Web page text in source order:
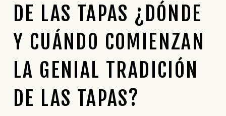
DE LAS TAPAS ¿DÓNDE
Y CUÁNDO COMIENZAN
LA GENIAL TRADICIÓN
DE LAS TAPAS?